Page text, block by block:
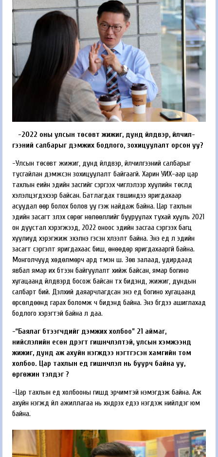
-2022 оны улсын төсөвт жижиг, дунд үйлдвэр, үйлчил­
гээний салбарыг дэмжих бод­лого, зохицуулалт орсон уу?
-Улсын төсөвт жижиг, дунд үйлдвэр, үйлчилгээний салбарыг
тусгайлан дэмжсэн зохицуулалт байгаагүй. Харин УИХ-аар цар
тахлын үеийн эдийн засгийг сэргээх чиглэлээр хуулийн төслүүд
хэлэлцэгдэхээр байсан. Батлагдах түвшиндээ яригдахаар
асуудал өөр болох болов уу гэж найдаж байна. Цар тахлын
эдийн засагт үзүүлэх сөрөг нөлөөллийг бууруулах тухай хууль 2021
он дуустал хэрэгжээд, 2022 оноос эдийн засгаа сэргээх багц
хуулиуд хэрэгжиж эхэлнэ гэсэн хүлээлт байна. Энэ үед л эдийн
засагт сэргэлт яригдахаас биш, өнөөдөр яригдахааргүй байна.
Монголчууд хөдөлмөрч ард түмэн шүү. Зөв залаад, удирдаад
явбал ямар их бүтээн байгуулалт хийж байсан, ямар богино
хугацаанд үйлдвэрүүд босож байсан түүх бидэнд, жижиг, дундын
салбарт бий. Дэлхий даяарчлагдсан энэ үед богино хугацаанд
өрсөлдөөнд гарах боломж ч бидэнд байна. Энэ бүгдээ ашиглахад
бодлого хэрэгтэй байна л даа.
-“Баялаг бүтээгчдийг дэмжих холбоо” 21 аймаг,
нийслэлийн есөн дүүрэгт гишүүнчлэлтэй, улсын хэмжээнд
жижиг, дунд аж ахуйн нэгжүүдээ нэгтгэсэн хамгийн том
холбоо. Цар тахлын үед гишүүнчлэл нь буурч байна уу,
өргөжин тэлдэг үү?
-Цар тахлын үед холбооны гишүүд эрчимтэй нэмэгдэж байна. Аж
ахуйн нэгжүүд үйл ажиллагаа нь хүндрэх үедээ нэгдэж нийлдэг юм
байна.